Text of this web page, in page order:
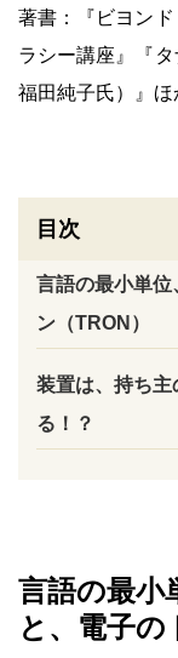
著書：『ビヨン
ラシー講座』『
福田純子氏）』ほ
目次
言語の最小単位
ン（TRON）
装置は、持ち
る！？
言語の最小
と、電子の